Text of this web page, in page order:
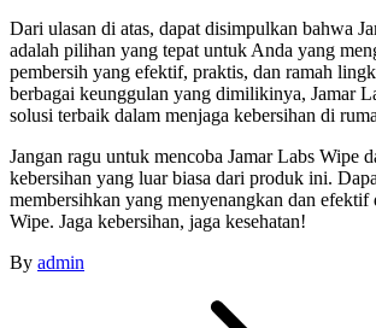
Dari ulasan di atas, dapat disimpulkan bahwa
adalah pilihan yang tepat untuk Anda yang
pembersih yang efektif, praktis, dan ramah
berbagai keunggulan yang dimilikinya, Jamar
solusi terbaik dalam menjaga kebersihan di
Jangan ragu untuk mencoba Jamar Labs Wipe
kebersihan yang luar biasa dari produk ini.
membersihkan yang menyenangkan dan efektif
Wipe. Jaga kebersihan, jaga kesehatan!
By admin